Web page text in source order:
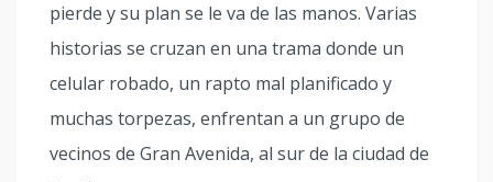
pierde y su plan se le va de las manos. Varias
historias se cruzan en una trama donde un
celular robado, un rapto mal planificado y
muchas torpezas, enfrentan a un grupo de
vecinos de Gran Avenida, al sur de la ciudad de